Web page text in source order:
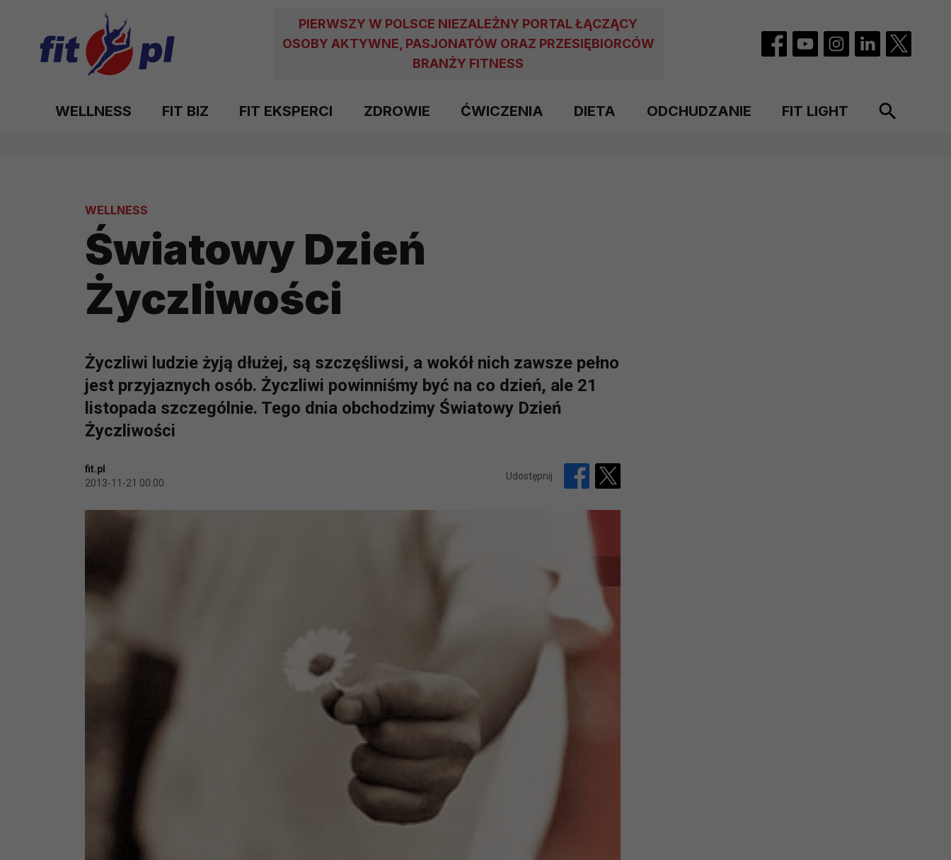
PIERWSZY W POLSCE NIEZALEŻNY PORTAL ŁĄCZĄCY
OSOBY AKTYWNE, PASJONATÓW ORAZ PRZESIĘBIORCÓW
BRANŻY FITNESS
WELLNESS FIT BIZ FIT EKSPERCI ZDROWIE ĆWICZENIA DIETA ODCHUDZANIE FIT LIGHT
WELLNESS
Światowy Dzień
Życzliwości
Życzliwi ludzie żyją dłużej, są szczęśliwsi, a wokół nich zawsze pełno
jest przyjaznych osób. Życzliwi powinniśmy być na co dzień, ale 21
listopada szczególnie. Tego dnia obchodzimy Światowy Dzień
Życzliwości
fit.pl
2013-11-21 00:00
Udostępnij